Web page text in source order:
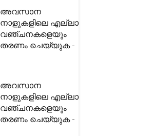
അവസാന
നാളുകളിലെ എല്ലാ
വഞ്ചനകളെയും
തരണം ചെയ്യുക -
അവസാന
നാളുകളിലെ എല്ലാ
വഞ്ചനകളെയും
തരണം ചെയ്യുക -